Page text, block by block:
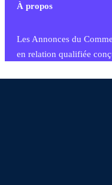
À propos
Les Annonces du
en relation qualifiée
commercial et les